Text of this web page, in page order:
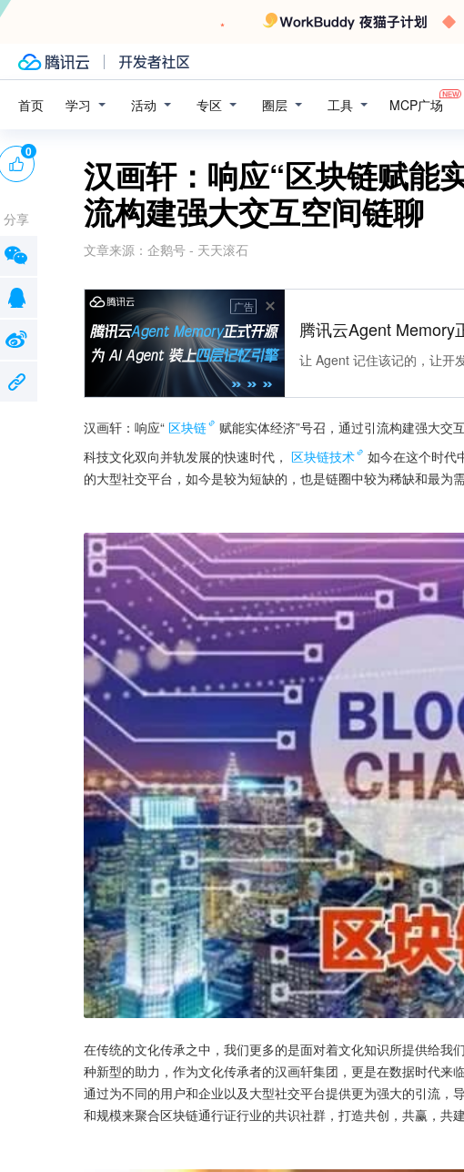
首页 学习 活动 专区 圈层 工具 MCP广场
汉画轩：响应“区块链赋能
流构建强大交互空间链聊
文章来源： 企鹅号 - 天天滚石
广告
腾讯云Agent Memory
让 Agent 记住该记的，让开
汉画轩：响应“ 区块链
赋能实体经济”号召，通过引流构建强大交
科技文化双向并轨发展的快速时代， 区块链技术
如今在这个时代
的大型社交平台，如今是较为短缺的，也是链圈中较为稀缺和最为需
在传统的文化传承之中，我们更多的是面对着文化知识所提供给
种新型的助力，作为文化传承者的汉画轩集团，更是在数据时代来
通过为不同的用户和企业以及大型社交平台提供更为强大的引流
和规模来聚合区块链通行证行业的共识社群，打造共创，共赢，共
0
分享